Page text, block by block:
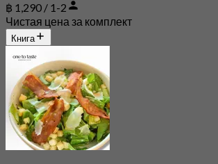
฿ 1,290 / 1-2
Чистая цена за комплект
Книга